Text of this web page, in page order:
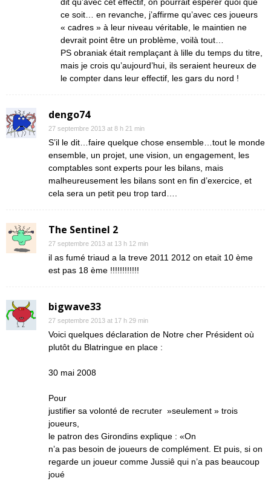
ce soit… en revanche, j’affirme qu’avec ces joueurs
« cadres » à leur niveau véritable, le maintien ne
devrait point être un problème, voilà tout…
PS obraniak était remplaçant à lille du temps du titre,
mais je crois qu’aujourd’hui, ils seraient heureux de
le compter dans leur effectif, les gars du nord !
dengo74
27 septembre 2013 at 8 h 21 min
S’il le dit…faire quelque chose ensemble…tout le monde
ensemble, un projet, une vision, un engagement, les
comptables sont experts pour les bilans, mais
malheureusement les bilans sont en fin d’exercice, et
cela sera un petit peu trop tard….
The Sentinel 2
27 septembre 2013 at 13 h 12 min
il as fumé triaud a la treve 2011 2012 on etait 10 ème
est pas 18 ème !!!!!!!!!!!!
bigwave33
27 septembre 2013 at 17 h 29 min
Voici quelques déclaration de Notre cher Président où
plutôt du Blatringue en place :
30 mai 2008
Pour
justifier sa volonté de recruter »seulement » trois
joueurs,
le patron des Girondins explique : «On
n’a pas besoin de joueurs de complément. Et puis, si on
regarde un joueur comme Jussiê qui n’a pas beaucoup
joué